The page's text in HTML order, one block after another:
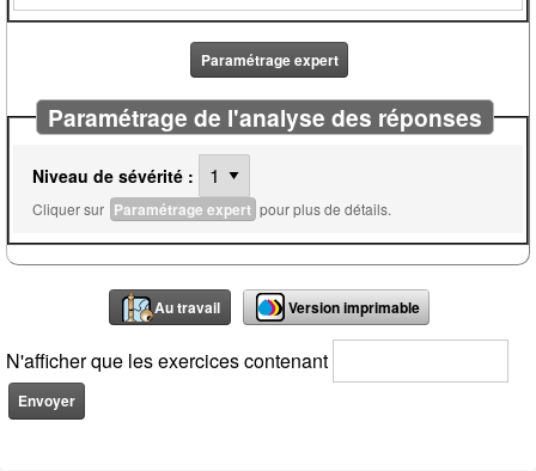
Paramétrage expert
Paramétrage de l'analyse des réponses
Niveau de sévérité :
Cliquer sur Paramétrage expert pour plus de détails.
Au travail Version imprimable
N'afficher que les exercices contenant